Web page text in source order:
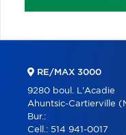
RE/MAX 3000
9280 boul. L'Acadie
Ahuntsic-Cartierville
Bur.:
Cell.: 514 941-0017